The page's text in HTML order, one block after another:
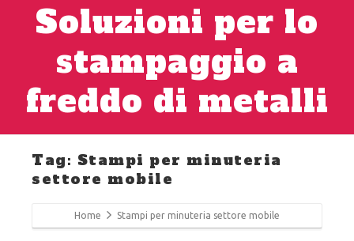
Soluzioni per lo
stampaggio a
freddo di metalli
Tag: Stampi per minuteria
settore mobile
Home Stampi per minuteria settore mobile